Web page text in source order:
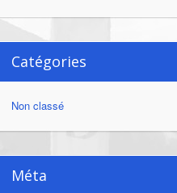
Catégories
Non classé
Méta